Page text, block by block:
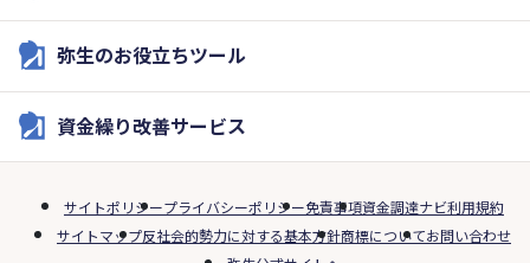
弥生のお役立ちツール
資金繰り改善サービス
サイトポリシープライバシーポリシー免責事項資金調達ナビ利用規約
サイトマップ反社会的勢力に対する基本方針商標についてお問い合わせ